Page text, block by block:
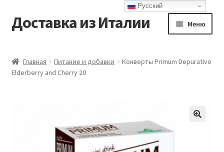
Перейти
к
Перейти
к
Доставка из Италии Меню
Доставка
Главная Питание и добавки
Конверты Primum Depurativo
Elderberry and Cherry 20
Русский